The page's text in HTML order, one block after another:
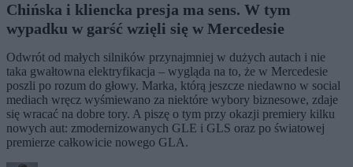
Chińska i kliencka presja ma sens. W tym
wypadku w garść wzięli się w Mercedesie
Odwrót od małych silników przynajmniej w dużych autach i nie
taka gwałtowna elektryfikacja – wygląda na to, że w Mercedesie
poszli po rozum do głowy. Marka, którą jeszcze niedawno w social
mediach wręcz wyśmiewano za niektóre wybory biznesowe, zdaje
się wracać na dobre tory. A piszę o tym przy okazji premiery kilku
nowych aut: zmodernizowanych GLE i GLS oraz po światowej
premierze całkowicie nowego GLA.